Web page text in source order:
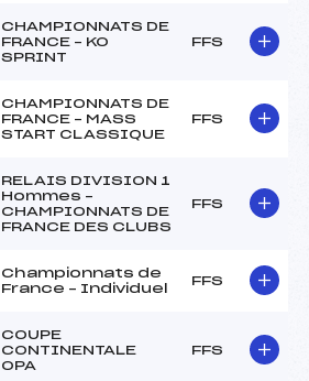
CHAMPIONNATS DE
FRANCE – KO
SPRINT
FFS
CHAMPIONNATS DE
FRANCE – MASS
START CLASSIQUE
FFS
RELAIS DIVISION 1
Hommes –
CHAMPIONNATS DE
FRANCE DES CLUBS
FFS
Championnats de
France – Individuel
FFS
COUPE
CONTINENTALE
OPA
FFS